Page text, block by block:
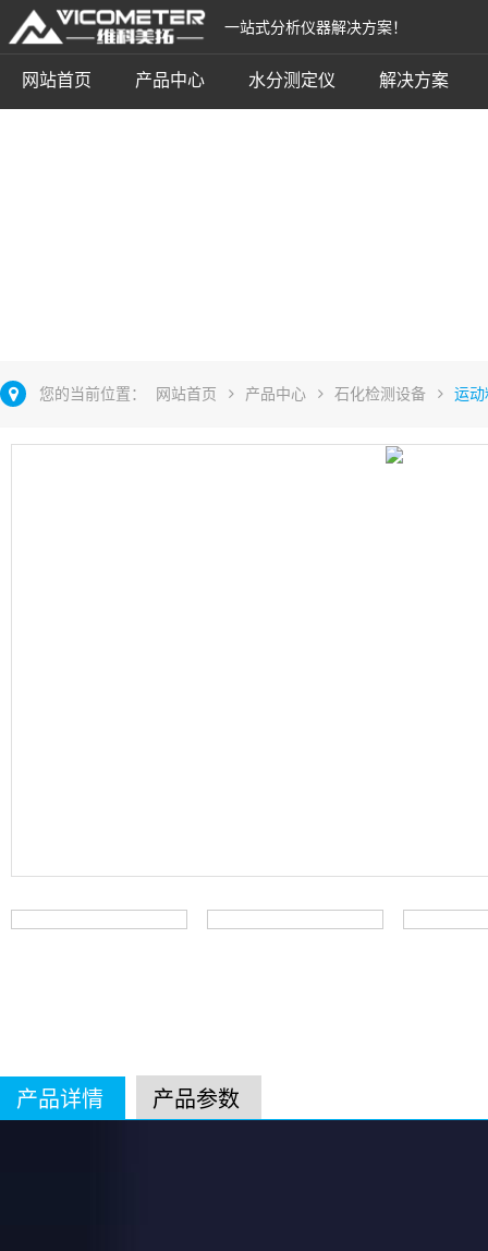
一站式分析仪器解决方案！
网站首页 产品中心 水分测定仪 解决方案
您的当前位置： 网站首页 产品中心 石化检测设备 运
产品详情 产品参数